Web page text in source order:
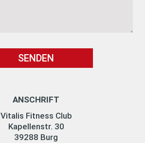
SENDEN
ANSCHRIFT
Vitalis Fitness Club
Kapellenstr. 30
39288 Burg